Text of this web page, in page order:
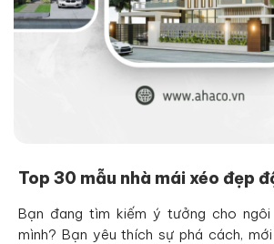
Top 30 mẫu nhà mái xéo đẹp
Bạn đang tìm kiếm ý tưởng cho
mình? Bạn yêu thích sự phá cách,